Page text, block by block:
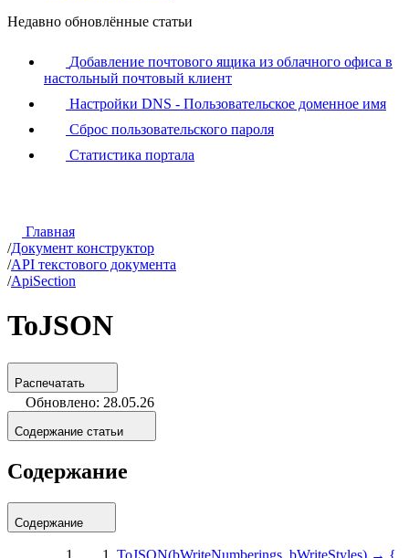
Недавно обновлённые статьи
Добавление почтового ящика из облачного офиса в
настольный почтовый клиент
Настройки DNS - Пользовательское доменное имя
Сброс пользовательского пароля
Статистика портала
Главная
/Документ конструктор
/API текстового документа
/ApiSection
ToJSON
Распечатать
Обновлено: 28.05.26
Содержание статьи
Содержание
Содержание
ToJSON(bWriteNumberings, bWriteStyles) → {